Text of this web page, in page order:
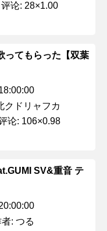
评论: 28×1.00
ってもらった【双葉
クドリャフカ
论: 106×0.98
SV&重音 テ
: つる